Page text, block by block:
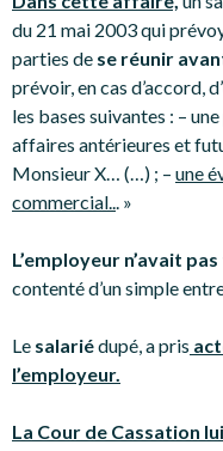
du 21 mai 2003 qui
parties de se réunir
prévoir, en cas d’accord,
les bases suivantes : –
affaires antérieures et
Monsieur X… (…) ; – une
commercial... »
L’employeur n’avait
contenté d’un simple
Le salariédupé, a pris
l’employeur.
La Cour de Cassation